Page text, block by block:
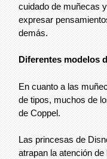
cuidado de muñecas
expresar
demás.
Diferentes modelos
En cuanto a las
de tipos, muchos de
de Coppel.
Las princesas de
atrapan la atención